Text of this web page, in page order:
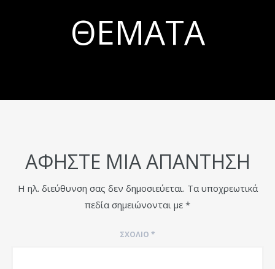
ΘΈΜΑΤΑ
ΑΦΉΣΤΕ ΜΙΑ ΑΠΆΝΤΗΣΗ
Η ηλ. διεύθυνση σας δεν δημοσιεύεται. Τα υποχρεωτικά
πεδία σημειώνονται με *
ΣΧΌΛΙΟ *